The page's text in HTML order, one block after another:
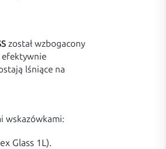
został wzbogacony
efektywnie
lśniące na
wskazówkami:
Glass 1L).